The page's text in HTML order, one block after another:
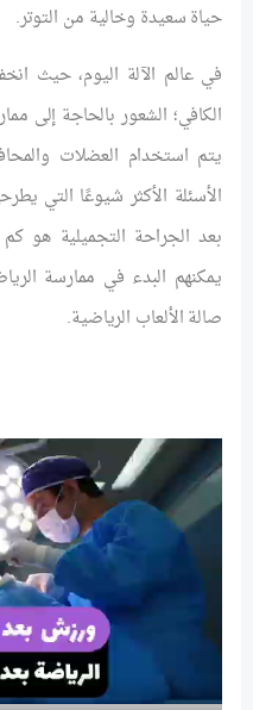
حياة سعيدة وخالية من التوتر.
في عالم الآلة اليوم، حيث
الكافي؛ الشعور بالحاجة إلى
يتم استخدام العضلات
الأسئلة الأكثر شيوعًا التي
بعد الجراحة التجميلية هو
يمكنهم البدء في ممارسة
صالة الألعاب الرياضية.